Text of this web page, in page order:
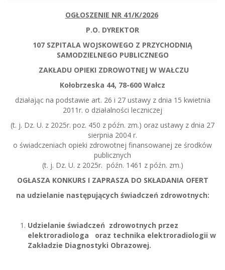
OGŁOSZENIE NR 41/K/2026
P.O. DYREKTOR
107 SZPITALA WOJSKOWEGO Z PRZYCHODNIĄ
SAMODZIELNEGO PUBLICZNEGO
ZAKŁADU OPIEKI ZDROWOTNEJ W WAŁCZU
Kołobrzeska 44, 78-600 Wałcz
działając na podstawie art. 26 i 27 ustawy z dnia 15 kwietnia
2011r. o działalności leczniczej
(t. j. Dz. U. z 2025r. poz. 450 z późn. zm.) oraz ustawy z dnia 27
sierpnia 2004 r.
o świadczeniach opieki zdrowotnej finansowanej ze środków
publicznych
(t. j. Dz. U. z 2025r. późn. 1461 z późn. zm.)
OGŁASZA KONKURS I ZAPRASZA DO SKŁADANIA OFERT
na udzielanie następujących świadczeń zdrowotnych:
Udzielanie świadczeń zdrowotnych przez
elektroradiologa oraz technika elektroradiologii w
Zakładzie Diagnostyki Obrazowej.